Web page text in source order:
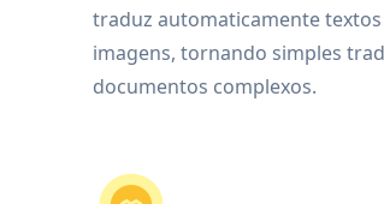
traduz automaticamente
imagens, tornando simples
documentos complexos.